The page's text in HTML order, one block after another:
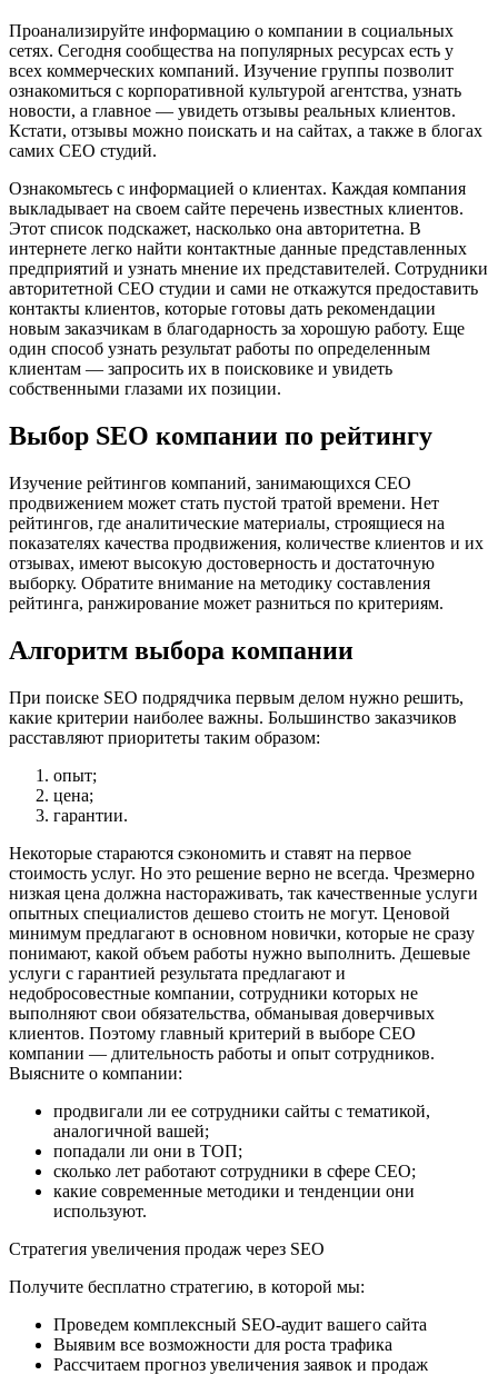
Проанализируйте информацию о компании в социальных
сетях. Сегодня сообщества на популярных ресурсах есть у
всех коммерческих компаний. Изучение группы позволит
ознакомиться с корпоративной культурой агентства, узнать
новости, а главное — увидеть отзывы реальных клиентов.
Кстати, отзывы можно поискать и на сайтах, а также в блогах
самих СЕО студий.
Ознакомьтесь с информацией о клиентах. Каждая компания
выкладывает на своем сайте перечень известных клиентов.
Этот список подскажет, насколько она авторитетна. В
интернете легко найти контактные данные представленных
предприятий и узнать мнение их представителей. Сотрудники
авторитетной СЕО студии и сами не откажутся предоставить
контакты клиентов, которые готовы дать рекомендации
новым заказчикам в благодарность за хорошую работу. Еще
один способ узнать результат работы по определенным
клиентам — запросить их в поисковике и увидеть
собственными глазами их позиции.
Выбор SEO компании по рейтингу
Изучение рейтингов компаний, занимающихся СЕО
продвижением может стать пустой тратой времени. Нет
рейтингов, где аналитические материалы, строящиеся на
показателях качества продвижения, количестве клиентов и их
отзывах, имеют высокую достоверность и достаточную
выборку. Обратите внимание на методику составления
рейтинга, ранжирование может разниться по критериям.
Алгоритм выбора компании
При поиске SEO подрядчика первым делом нужно решить,
какие критерии наиболее важны. Большинство заказчиков
расставляют приоритеты таким образом:
опыт;
цена;
гарантии.
Некоторые стараются сэкономить и ставят на первое
стоимость услуг. Но это решение верно не всегда. Чрезмерно
низкая цена должна настораживать, так качественные услуги
опытных специалистов дешево стоить не могут. Ценовой
минимум предлагают в основном новички, которые не сразу
понимают, какой объем работы нужно выполнить. Дешевые
услуги с гарантией результата предлагают и
недобросовестные компании, сотрудники которых не
выполняют свои обязательства, обманывая доверчивых
клиентов. Поэтому главный критерий в выборе СЕО
компании — длительность работы и опыт сотрудников.
Выясните о компании:
продвигали ли ее сотрудники сайты с тематикой,
аналогичной вашей;
попадали ли они в ТОП;
сколько лет работают сотрудники в сфере СЕО;
какие современные методики и тенденции они
используют.
Стратегия увеличения продаж через SEO
Получите бесплатно стратегию, в которой мы:
Проведем комплексный SEO-аудит вашего сайта
Выявим все возможности для роста трафика
Рассчитаем прогноз увеличения заявок и продаж